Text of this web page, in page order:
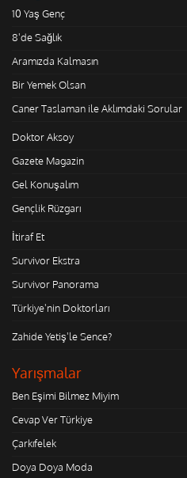
10 Yaş Genç
8'de Sağlık
Aramızda Kalmasın
Bir Yemek Olsan
Caner Taslaman ile Aklımdaki Sorular
Doktor Aksoy
Gazete Magazin
Gel Konuşalım
Gençlik Rüzgarı
İtiraf Et
Survivor Ekstra
Survivor Panorama
Türkiye'nin Doktorları
Zahide Yetiş'le Sence?
Yarışmalar
Ben Eşimi Bilmez Miyim
Cevap Ver Türkiye
Çarkıfelek
Doya Doya Moda